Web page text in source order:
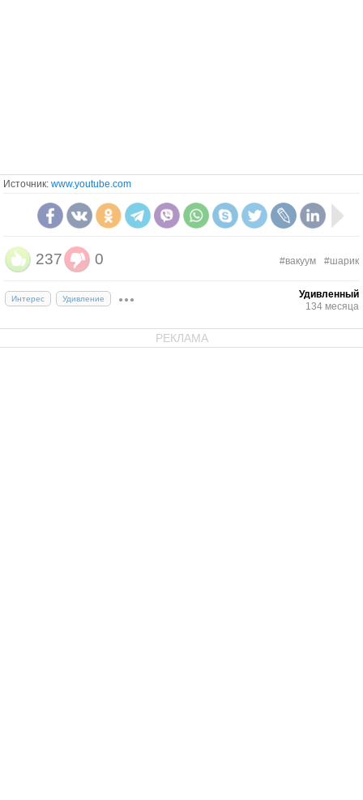
Источник: www.youtube.com
237 0 #вакуум #шарик
Интерес Удивление
Удивленный
134 месяца
РЕКЛАМА